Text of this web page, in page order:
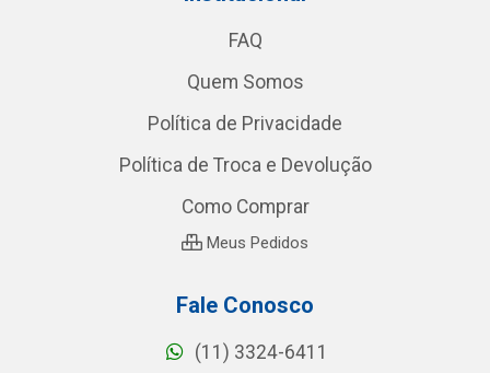
FAQ
Quem Somos
Política de Privacidade
Política de Troca e Devolução
Como Comprar
Meus Pedidos
Fale Conosco
(11) 3324-6411